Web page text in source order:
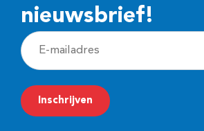
nieuwsbrief!
E
-
m
a
Inschrijven